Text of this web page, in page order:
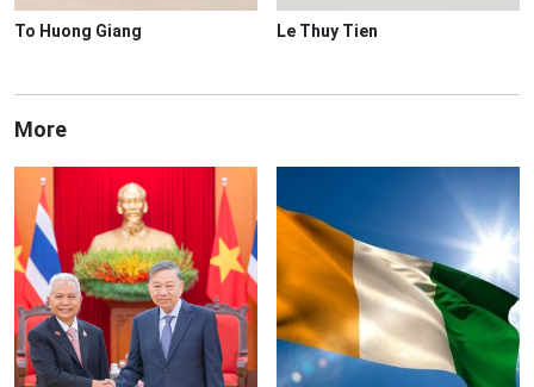
To Huong Giang Le Thuy Tien
More